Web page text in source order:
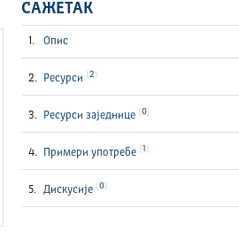
САЖЕТАК
Опис
Ресурси 2
Ресурси заједнице 0
Примери употребе 1
Дискусије 0